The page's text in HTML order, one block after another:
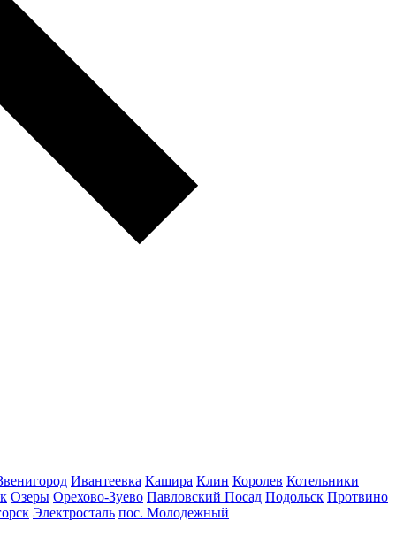
Ивантеевка Кашира Клин Королев Котельники
Озеры Орехово-Зуево Павловский Посад Подольск Протвино
Электросталь пос. Молодежный